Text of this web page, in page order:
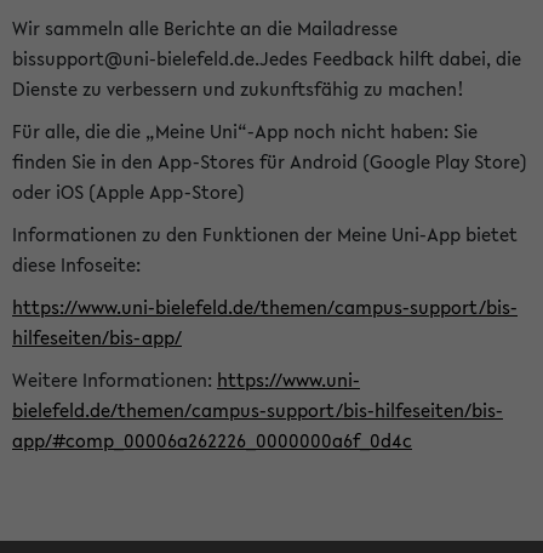
Wir sammeln alle Berichte an die Mailadresse
bissupport@uni-bielefeld.de.Jedes Feedback hilft dabei, die
Dienste zu verbessern und zukunftsfähig zu machen!
Für alle, die die „Meine Uni“-App noch nicht haben: Sie
finden Sie in den App-Stores für Android (Google Play Store)
oder iOS (Apple App-Store)
Informationen zu den Funktionen der Meine Uni-App bietet
diese Infoseite:
https://www.uni-bielefeld.de/themen/campus-support/bis-
hilfeseiten/bis-app/
Weitere Informationen: https://www.uni-
bielefeld.de/themen/campus-support/bis-hilfeseiten/bis-
app/#comp_00006a262226_0000000a6f_0d4c